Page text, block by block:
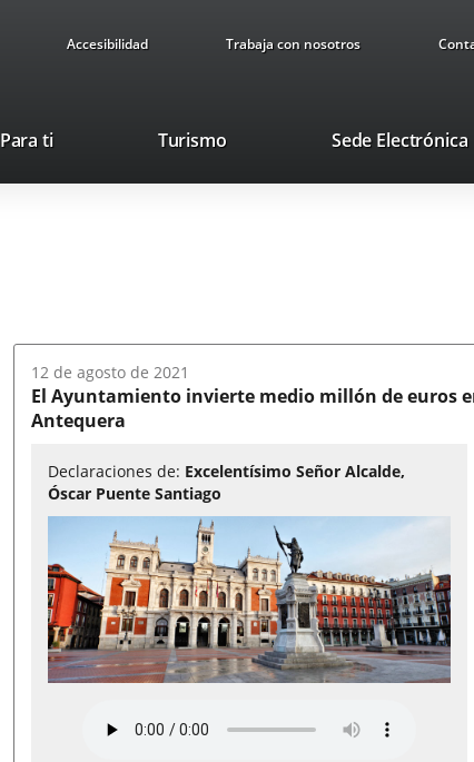
Accesibilidad Trabaja con nosotros
Para ti TurismoThis
will
Sede Electrónica
Fecha
del
audio:
12 de agosto de 2021
El Ayuntamiento invierte medio millón de euros
Antequera
Declaraciones de: Excelentísimo Señor Alcalde,
Óscar Puente Santiago